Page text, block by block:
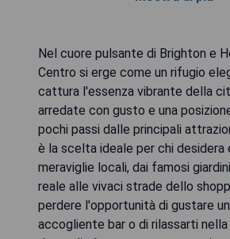
Nel cuore pulsante di Brighton e
Centro si erge come un rifugio
cattura l'essenza vibrante della
arredate con gusto e una
pochi passi dalle principali
è la scelta ideale per chi desidera
meraviglie locali, dai famosi
reale alle vivaci strade dello
perdere l'opportunità di gustare
accogliente bar o di rilassarti nella